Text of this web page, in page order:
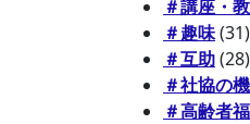
＃講座・
＃趣味(31)
＃互助(28)
＃社協の
＃高齢者